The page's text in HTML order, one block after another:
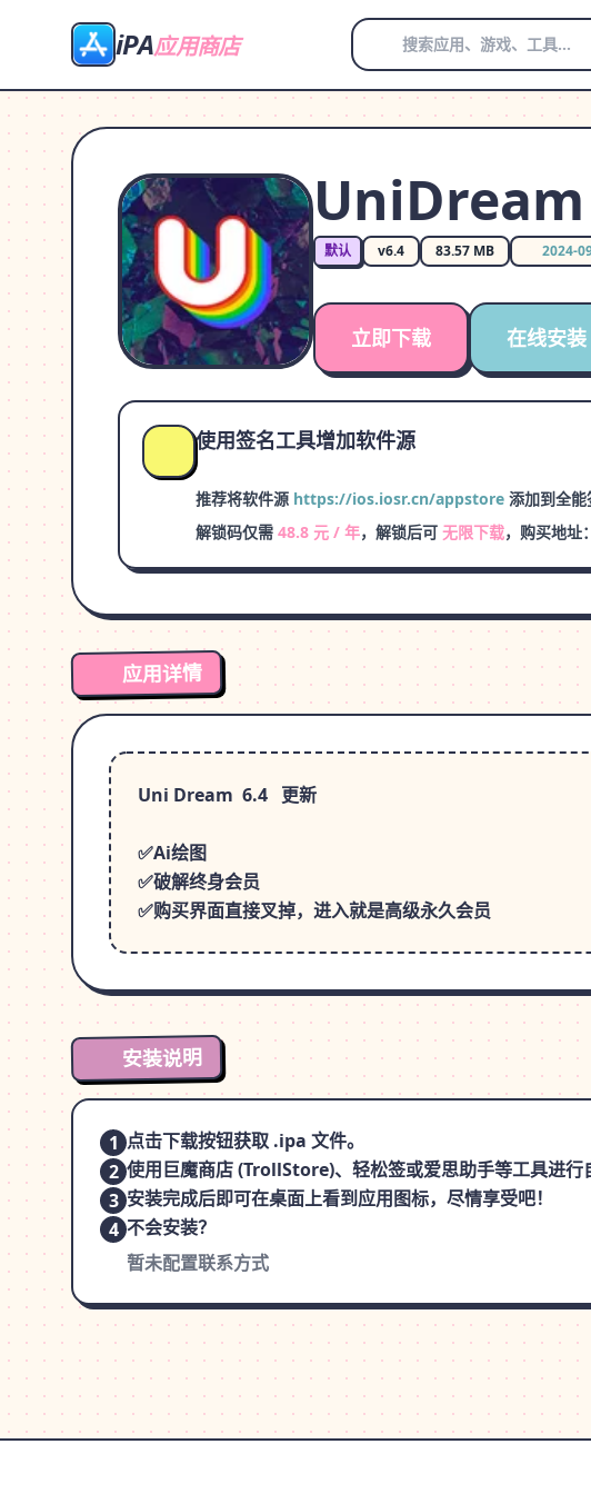
iPA应用商店
默认 v6.4 83.57 MB 2024-
立即下载 在线安装
使用签名工具增加软件源
推荐将软件源 https://ios.iosr.cn/appstore 添加到全能
解锁码仅需 48.8 元 / 年，解锁后可 无限下载，购买地址：
应用详情
Uni Dream 6.4 更新
✅Ai绘图
✅破解终身会员
✅购买界面直接叉掉，进入就是高级永久会员
安装说明
1 点击下载按钮获取 .ipa 文件。
2 使用巨魔商店 (TrollStore)、轻松签或爱思助手等工具进行
3 安装完成后即可在桌面上看到应用图标，尽情享受吧！
4 不会安装？
暂未配置联系方式